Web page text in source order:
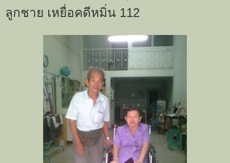
ลูกชาย เหยื่อคดีหมิ่น 112